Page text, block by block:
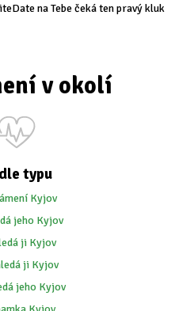
na Tebe čeká ten pravý kluk
v okolí
typu
Kyjov
jeho Kyjov
ji Kyjov
ji Kyjov
jeho Kyjov